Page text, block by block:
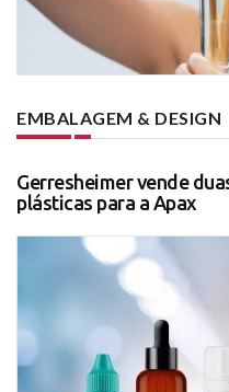
EMBALAGEM & DESIGN
Gerresheimer vende
plásticas para a Apax